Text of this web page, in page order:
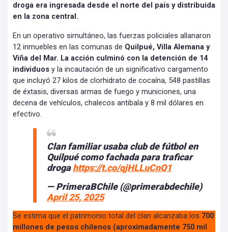
droga era ingresada desde el norte del país y distribuida
en la zona central.
En un operativo simultáneo, las fuerzas policiales allanaron
12 inmuebles en las comunas de Quilpué, Villa Alemana y
Viña del Mar. La acción culminó con la detención de 14
individuos y la incautación de un significativo cargamento
que incluyó 27 kilos de clorhidrato de cocaína, 548 pastillas
de éxtasis, diversas armas de fuego y municiones, una
decena de vehículos, chalecos antibala y 8 mil dólares en
efectivo.
Clan familiar usaba club de fútbol en
Quilpué como fachada para traficar
drogahttps://t.co/qjHLLuCnQ1
— PrimeraBChile (@primerabdechile)
April 25, 2025
Se estima que el patrimonio total del clan alcanzaba los 700
millones de pesos chilenos (aproximadamente 750 mil